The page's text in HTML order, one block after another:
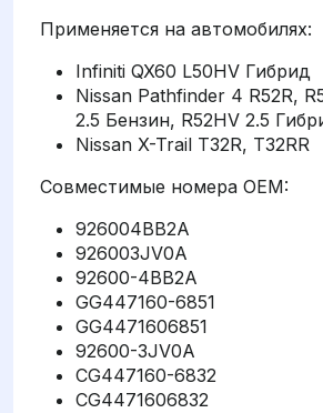
Применяется на автомобилях:
Infiniti QX60 L50HV Гибрид
Nissan Pathfinder 4 R52R,
2.5 Бензин, R52HV 2.5
Nissan X-Trail T32R, T32RR
Совместимые номера OEM:
926004BB2A
926003JV0A
92600-4BB2A
GG447160-6851
GG4471606851
92600-3JV0A
CG447160-6832
CG4471606832